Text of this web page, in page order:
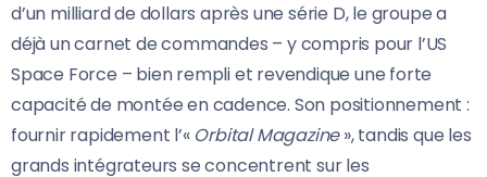
d’un milliard de dollars après une série D, le groupe a
déjà un carnet de commandes – y compris pour l’US
Space Force – bien rempli et revendique une forte
capacité de montée en cadence. Son positionnement :
fournir rapidement l’« Orbital Magazine», tandis que les
grands intégrateurs se concentrent sur les